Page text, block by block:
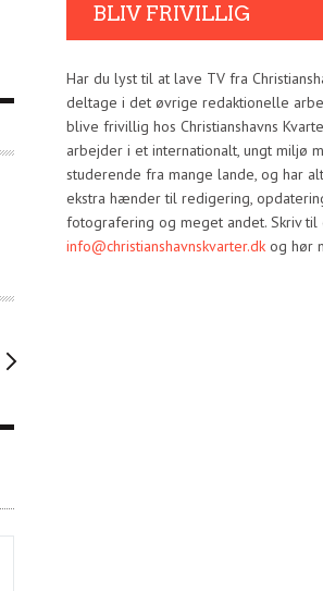
BLIV FRIVILLIG
Har du lyst til at lave TV fra
deltage i det øvrige redaktionelle
blive frivillig hos Christianshavns
arbejder i et internationalt, ungt miljø
studerende fra mange lande, og har
ekstra hænder til redigering,
fotografering og meget andet. Skriv til
info@christianshavnskvarter.dkog hør